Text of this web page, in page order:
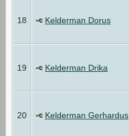
18 Kelderman Dorus
19 Kelderman Drika
20 Kelderman Gerhardus